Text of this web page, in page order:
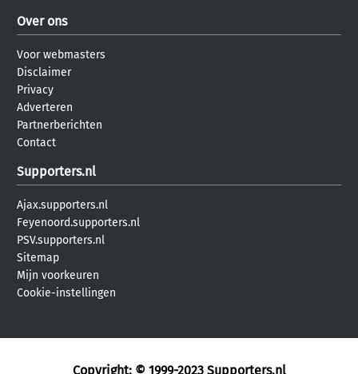
Over ons
Voor webmasters
Disclaimer
Privacy
Adverteren
Partnerberichten
Contact
Supporters.nl
Ajax.supporters.nl
Feyenoord.supporters.nl
PSV.supporters.nl
Sitemap
Mijn voorkeuren
Cookie-instellingen
Copyright: © 1999-2023 Supporters.nl